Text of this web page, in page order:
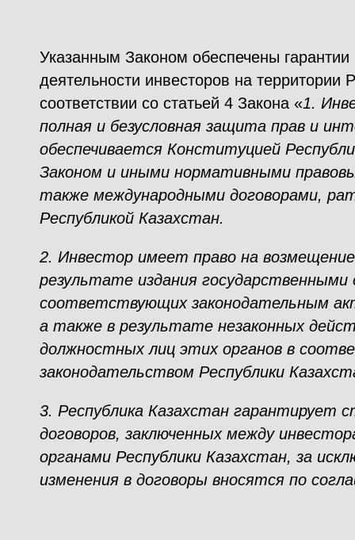
Указанным Законом обеспечены
деятельности инвесторов на территории
соответствии со статьей 4 Закона «1.
полная и безусловная защита прав и
обеспечивается Конституцией
Законом и иными нормативными
также международными договорами,
Республикой Казахстан.
2. Инвестор имеет право на
результате издания государственными
соответствующих законодательным
а также в результате незаконных
должностных лиц этих органов в
законодательством Республики
3. Республика Казахстан гарантирует
договоров, заключенных между
органами Республики Казахстан, за
изменения в договоры вносятся по